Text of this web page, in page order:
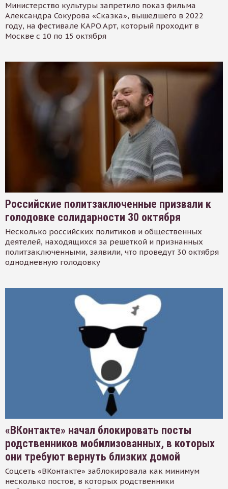
Министерство культуры запретило показ фильма
Александра Сокурова «Сказка», вышедшего в 2022
году, на фестивале КАРО.Арт, который проходит в
Москве с 10 по 15 октября
Российские политзаключенные призвали к
голодовке солидарности 30 октября
Несколько российских политиков и общественных
деятелей, находящихся за решеткой и признанных
политзаключенными, заявили, что проведут 30 октября
однодневную голодовку
«ВКонтакте» начал блокировать посты
родственников мобилизованных, в которых
они требуют вернуть близких домой
Соцсеть «ВКонтакте» заблокировала как минимум
несколько постов, в которых родственники